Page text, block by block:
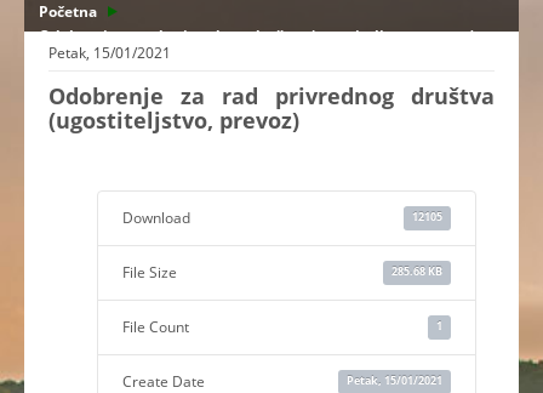
Početna
Odobrenje za rad privrednog društva (ugostiteljstvo, prevoz)
Petak, 15/01/2021
Odobrenje za rad privrednog društva
(ugostiteljstvo, prevoz)
Download 12105
File Size 285.68 KB
File Count 1
Create Date Petak, 15/01/2021